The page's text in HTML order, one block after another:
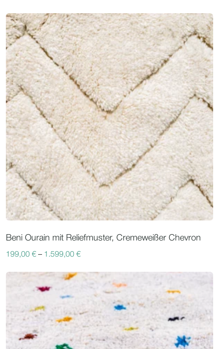
Beni Ourain mit Reliefmuster, Cremeweißer Chevron
199,00 € – 1.599,00 €